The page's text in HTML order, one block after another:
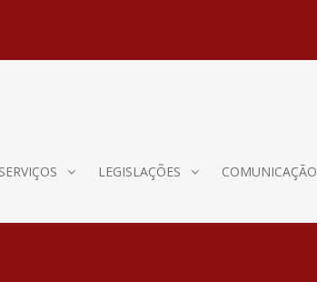
SERVIÇOS LEGISLAÇÕES COMUNICAÇÃO